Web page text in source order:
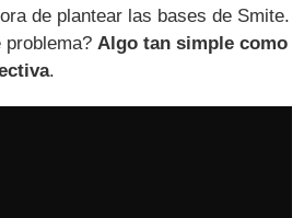
de plantear las bases de Smite.
problema? Algo tan simple como
.